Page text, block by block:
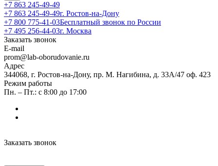
+7 863 245-49-49
+7 863 245-49-49г. Ростов-на-Дону
+7 800 775-41-03Бесплатный звонок по России
+7 495 256-44-03г. Москва
Заказать звонок
E-mail
prom@lab-oborudovanie.ru
Адрес
344068, г. Ростов-на-Дону, пр. М. Нагибина, д. 33А/47 оф. 423
Режим работы
Пн. – Пт.: с 8:00 до 17:00
Заказать звонок